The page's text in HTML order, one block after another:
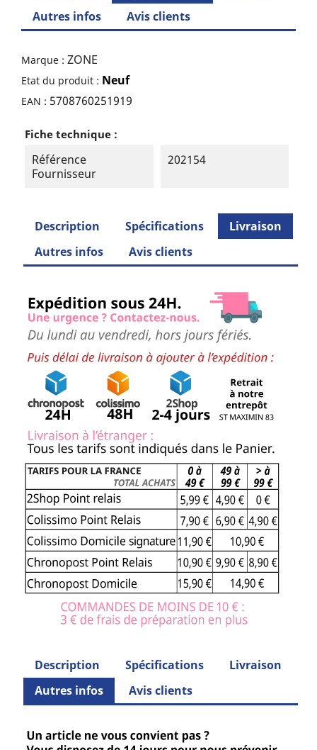
Autres infos
Avis clients
Marque : ZONE
Etat du produit : Neuf
EAN : 5708760251919
Fiche technique :
Référence
Fournisseur
202154
Description Spécifications
Livraison
Autres infos
Avis clients
Description Spécifications
Livraison
Autres infos
Avis clients